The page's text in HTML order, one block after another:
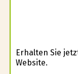
Erhalten Sie
Website.